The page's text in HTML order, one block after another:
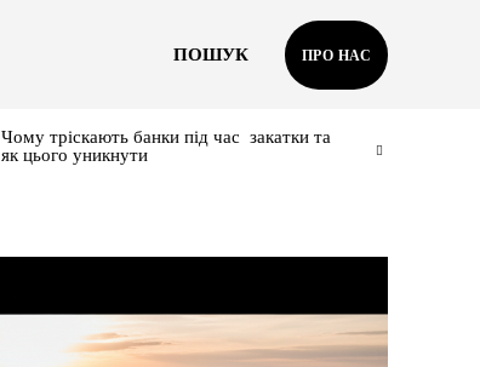
ПОШУК ПРО НАС
Чому тріскають банки під час закатки та
як цього уникнути